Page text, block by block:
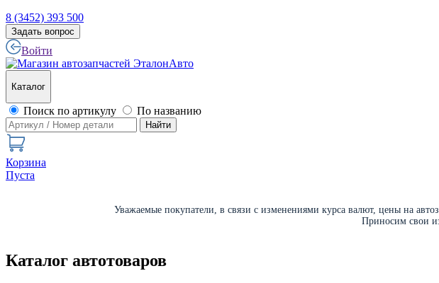
8 (3452) 393 500
Задать вопрос
Войти
Каталог
Поиск по артикулу По названию
Найти
Корзина
Пуста
Уважаемые покупатели, в связи с изменениями курса валют, цены на
Приносим свои
Каталог автотоваров